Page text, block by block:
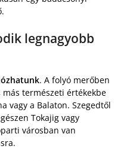
legnagyobb
. A folyó merőben
más természeti értékekbe
vagy a Balaton. Szegedtől
Tokajig vagy
városban van